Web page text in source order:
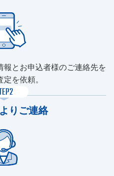
とお申込者様のご連絡先を
を依頼。
りご連絡